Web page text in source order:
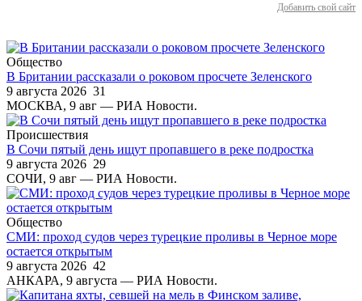
Добавить свой сайт
Общество
В Британии рассказали о роковом просчете Зеленского
9 августа 2026 31
МОСКВА, 9 авг — РИА Новости.
Происшествия
В Сочи пятый день ищут пропавшего в реке подростка
9 августа 2026 29
СОЧИ, 9 авг — РИА Новости.
Общество
СМИ: проход судов через турецкие проливы в Черное море
остается открытым
9 августа 2026 42
АНКАРА, 9 августа — РИА Новости.